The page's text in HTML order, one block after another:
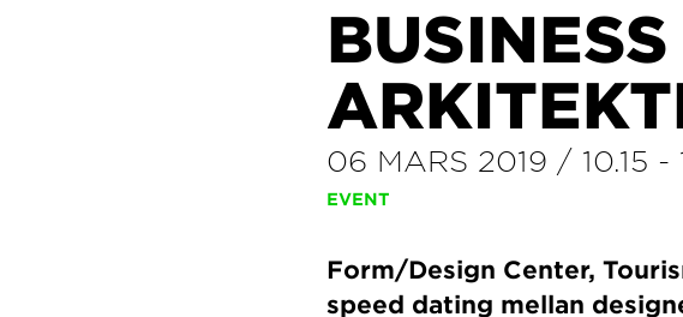
06 MARS 2019 / 10.15 -
EVENT
Form/Design Center,
speed dating mellan